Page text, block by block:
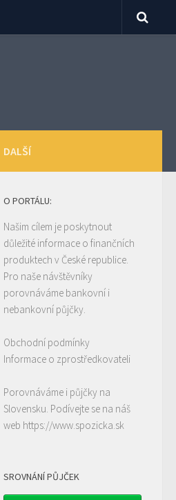
DALŠÍ
O PORTÁLU:
Našim cílem je poskytnout
důležité informace o finančních
produktech v České republice.
Pro naše návštěvníky
porovnáváme bankovní i
nebankovní půjčky.
Obchodní podmínky
Informace o zprostředkovateli
Porovnáváme i půjčky na
Slovensku. Podívejte se na náš
web https://www.spozicka.sk
SROVNÁNÍ PŮJČEK